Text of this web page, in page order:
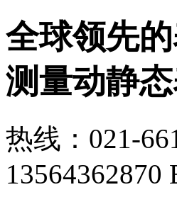
全球领先
测量动静
热线：021-
13564362870